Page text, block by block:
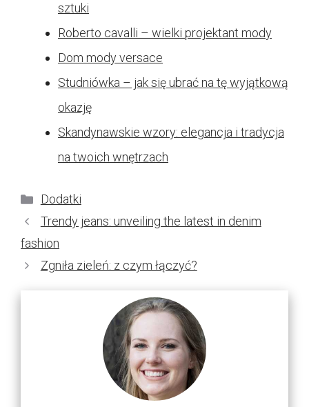
sztuki
Roberto cavalli – wielki projektant mody
Dom mody versace
Studniówka – jak się ubrać na tę wyjątkową
okazję
Skandynawskie wzory: elegancja i tradycja
na twoich wnętrzach
Kategorie
Dodatki
Trendy jeans: unveiling the latest in denim
fashion
Zgniła zieleń: z czym łączyć?